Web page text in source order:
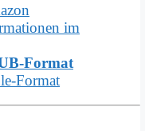
im
Format
Format